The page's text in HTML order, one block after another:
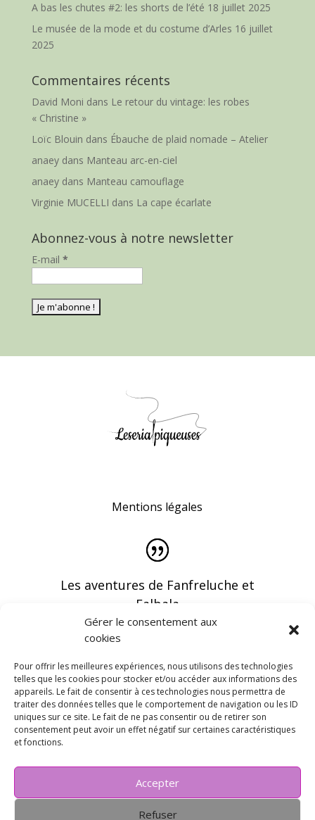
Gérer le consentement aux
cookies
Pour offrir les meilleures expériences, nous utilisons des technologies
telles que les cookies pour stocker et/ou accéder aux informations des
appareils. Le fait de consentir à ces technologies nous permettra de
traiter des données telles que le comportement de navigation ou les ID
uniques sur ce site. Le fait de ne pas consentir ou de retirer son
consentement peut avoir un effet négatif sur certaines caractéristiques
et fonctions.
Accepter
Refuser
A bas les chutes #2: les shorts de l’été 18 juillet 2025
Le musée de la mode et du costume d’Arles 16 juillet
2025
Commentaires récents
David Moni dans Le retour du vintage: les robes
« Christine »
Loïc Blouin dans Ébauche de plaid nomade – Atelier
anaeydans Manteau arc-en-ciel
anaeydans Manteau camouflage
Virginie MUCELLI dans La cape écarlate
Abonnez-vous à notre newsletter
E-mail *
Mentions légales
Les aventures de Fanfreluche et
Falbala
Vous pouvez recevoir les dernières infos en
vous abonnant à notre newsletter